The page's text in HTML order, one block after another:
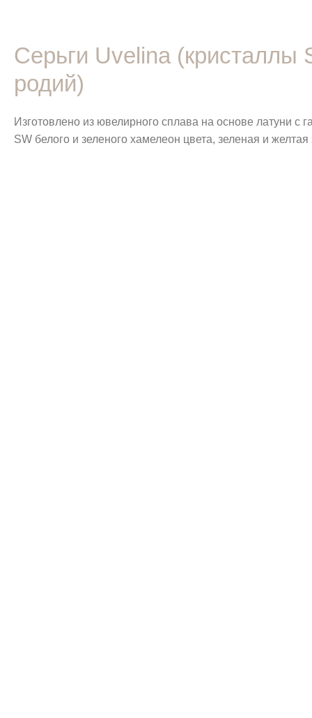
Серьги Uvelina (кристаллы
родий)
Изготовлено из ювелирного сплава на основе латуни
SW белого и зеленого хамелеон цвета, зеленая и